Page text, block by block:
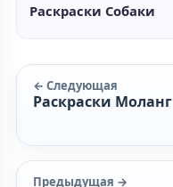
Раскраски Собаки
← Следующая
Раскраски Моланг
Предыдущая →